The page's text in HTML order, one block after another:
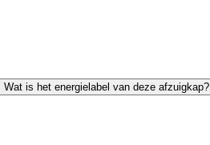
Wat is het energielabel van deze afzuigkap?